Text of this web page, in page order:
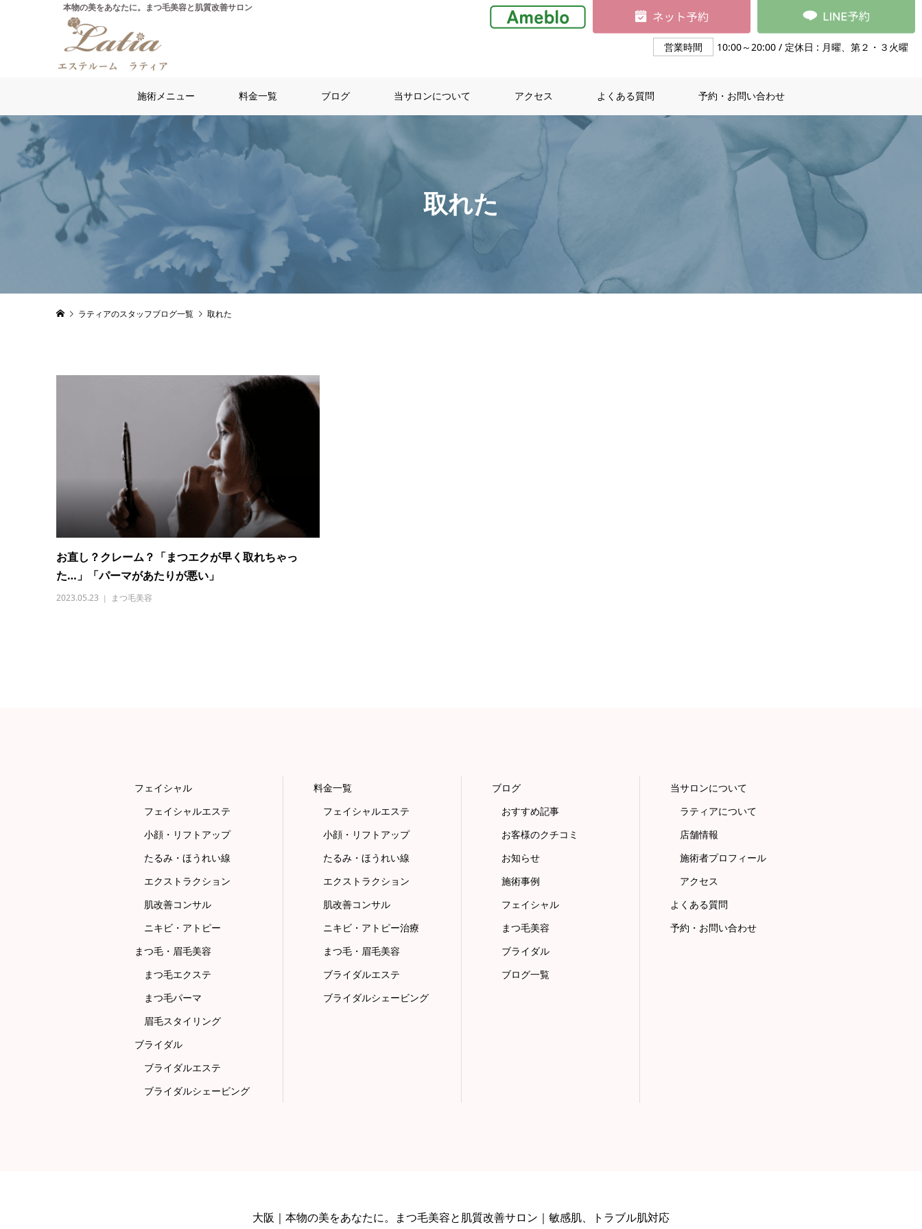
営業時間 10:00～20:00 / 定休日 : 月曜、第２・３火曜
施術メニュー 料金一覧 ブログ 当サロンについて アクセス よくある質問 予約・お問い合わせ
取れた
ラティアのスタッフブログ一覧 取れた
お直し？クレーム？「まつエクが早く取れちゃっ
た…」「パーマがあたりが悪い」
2023.05.23 まつ毛美容
フェイシャル
フェイシャルエステ
小顔・リフトアップ
たるみ・ほうれい線
エクストラクション
肌改善コンサル
ニキビ・アトピー
まつ毛・眉毛美容
まつ毛エクステ
まつ毛パーマ
眉毛スタイリング
ブライダル
ブライダルエステ
ブライダルシェービング
料金一覧
フェイシャルエステ
小顔・リフトアップ
たるみ・ほうれい線
エクストラクション
肌改善コンサル
ニキビ・アトピー治療
まつ毛・眉毛美容
ブライダルエステ
ブライダルシェービング
ブログ
おすすめ記事
お客様のクチコミ
お知らせ
施術事例
フェイシャル
まつ毛美容
ブライダル
ブログ一覧
当サロンについて
ラティアについて
店舗情報
施術者プロフィール
アクセス
よくある質問
予約・お問い合わせ
大阪｜本物の美をあなたに。まつ毛美容と肌質改善サロン｜敏感肌、トラブル肌対応